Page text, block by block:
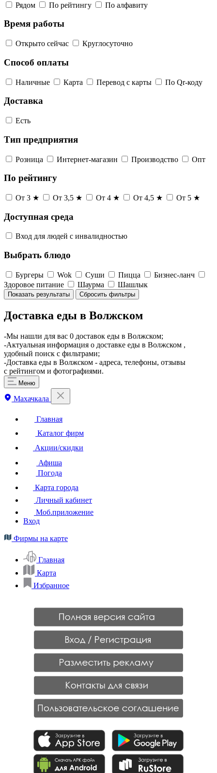
Рядом По рейтингу По алфавиту
Время работы
Открыто сейчас Круглосуточно
Способ оплаты
Наличные Карта Перевод с карты По Qr-коду
Доставка
Есть
Тип предприятия
Розница Интернет-магазин Производство Опт
По рейтингу
От 3 ★ От 3,5 ★ От 4 ★ От 4,5 ★ От 5 ★
Доступная среда
Вход для людей с инвалидностью
Выбрать блюдо
Бургеры Wok Суши Пицца
Бизнес-ланч
Здоровое питание
Шаурма Шашлык
Показать результаты Сбросить фильтры
Доставка еды в Волжском
-Мы нашли для вас 0 доставок еды в Волжском;
-Актуальная информация о доставке еды в Волжском ,
удобный поиск с фильтрами;
-Доставка еды в Волжском - адреса, телефоны, отзывы
с рейтингом и фотографиями.
Меню
Махачкала
Главная
Каталог фирм
Акции/скидки
Афиша
Погода
Карта города
Личный кабинет
Моб.приложение
Вход
Фирмы на карте
Главная
Карта
Избранное